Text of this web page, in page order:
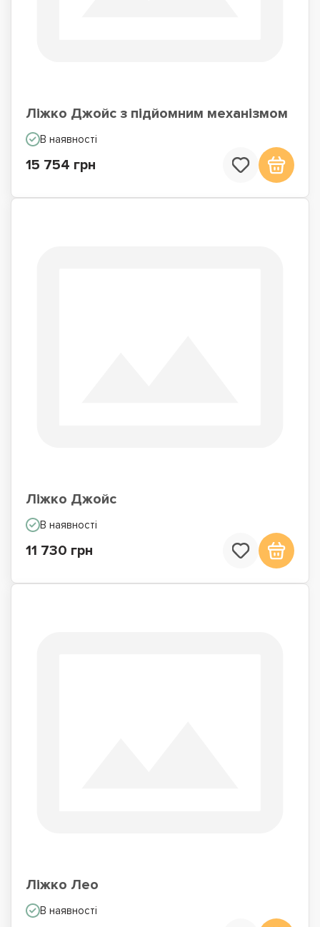
Ліжко Джойс з підйомним механізмом
В наявності
15 754 грн
Ліжко Джойс
В наявності
11 730 грн
Ліжко Лео
В наявності